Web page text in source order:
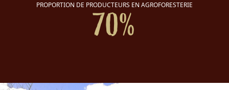
PROPORTION DE PRODUCTEURS EN AGROFORESTERIE
70%